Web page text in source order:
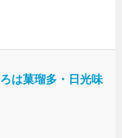
は菓瑠多・日光味